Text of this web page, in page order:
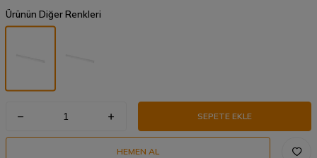
Ürünün Diğer Renkleri
SEPETE EKLE
HEMEN AL